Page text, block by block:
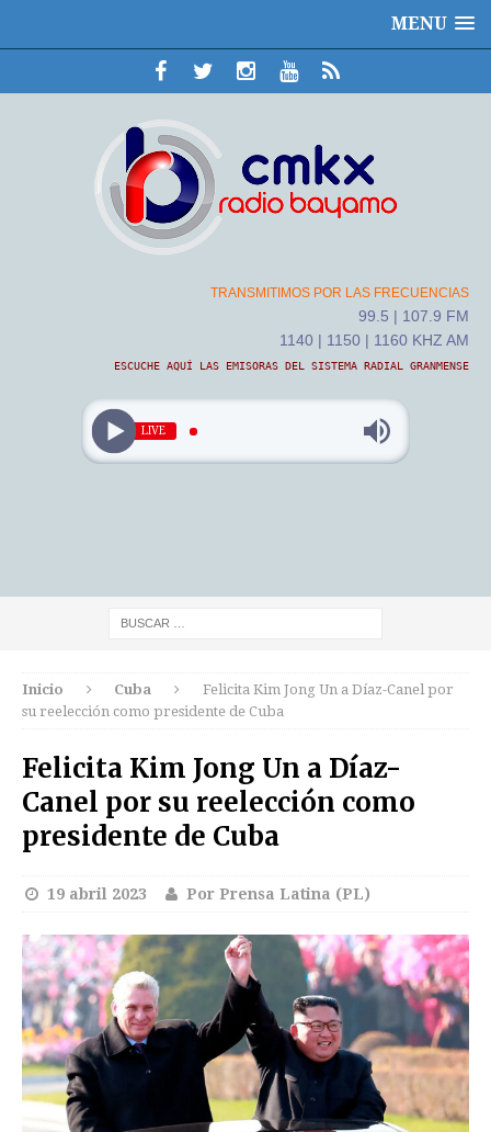
MENU
TRANSMITIMOS POR LAS FRECUENCIAS
99.5 | 107.9 FM
1140 | 1150 | 1160 KHZ AM
ESCUCHE AQUÍ LAS EMISORAS DEL SISTEMA RADIAL GRANMENSE
LIVE
Inicio Cuba
Felicita Kim Jong Un a Díaz-Canel por
su reelección como presidente de Cuba
Felicita Kim Jong Un a Díaz-
Canel por su reelección como
presidente de Cuba
19 abril 2023 Por Prensa Latina (PL)